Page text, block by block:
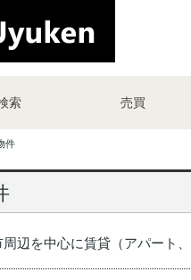
索 売買
件
辺を中心に賃貸（アパート